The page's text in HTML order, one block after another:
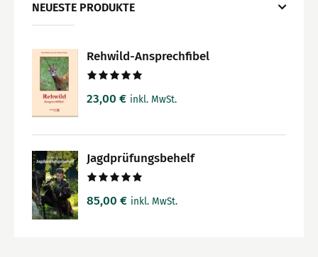
NEUESTE PRODUKTE
Rehwild-Ansprechfibel
mit5.00
23,00 € inkl. MwSt.
Jagdprüfungsbehelf
mit5.00
85,00 € inkl. MwSt.